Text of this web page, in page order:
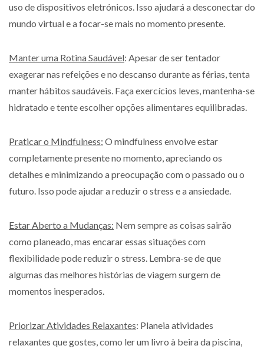
uso de dispositivos eletrónicos. Isso ajudará a desconectar do
mundo virtual e a focar-se mais no momento presente.
Manter uma Rotina Saudável: Apesar de ser tentador
exagerar nas refeições e no descanso durante as férias, tenta
manter hábitos saudáveis. Faça exercícios leves, mantenha-se
hidratado e tente escolher opções alimentares equilibradas.
Praticar o Mindfulness: O mindfulness envolve estar
completamente presente no momento, apreciando os
detalhes e minimizando a preocupação com o passado ou o
futuro. Isso pode ajudar a reduzir o stress e a ansiedade.
Estar Aberto a Mudanças: Nem sempre as coisas sairão
como planeado, mas encarar essas situações com
flexibilidade pode reduzir o stress. Lembra-se de que
algumas das melhores histórias de viagem surgem de
momentos inesperados.
Priorizar Atividades Relaxantes: Planeia atividades
relaxantes que gostes, como ler um livro à beira da piscina,